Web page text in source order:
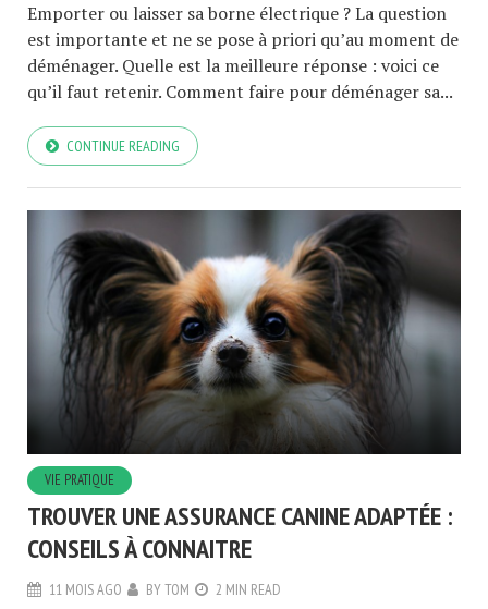
Emporter ou laisser sa borne électrique ? La question
est importante et ne se pose à priori qu’au moment de
déménager. Quelle est la meilleure réponse : voici ce
qu’il faut retenir. Comment faire pour déménager sa...
CONTINUE READING
VIE PRATIQUE
TROUVER UNE ASSURANCE CANINE ADAPTÉE :
CONSEILS À CONNAITRE
11 MOIS AGO BYTOM 2 MIN READ